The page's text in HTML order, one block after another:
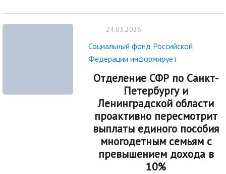
24.03.2026
Социальный фонд Российской
Федерации информирует
Отделение СФР по Санкт-
Петербургу и
Ленинградской области
проактивно пересмотрит
выплаты единого пособия
многодетным семьям с
превышением дохода в
10%